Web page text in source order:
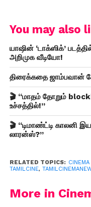
You may also
யாஷின் ‘டாக்ஸிக்’
அறிமுக வீடியோ!
திரைக்கதை ஜாம்பவான்
🎬 “மாதம் தோறும்
உச்சத்தில்!”
🎬 “டிமாண்ட்டி காலனி
லாரன்ஸ்?”
RELATED TOPICS:
TAMILCINE,
More in